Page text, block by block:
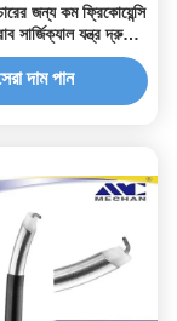
জন্য কম ফ্রিকোয়েন্সি
সার্জিক্যাল যন্ত্র দ্রুত
পুনরুদ্ধার
দাম পান